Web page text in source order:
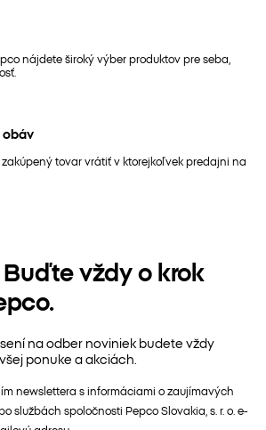
nájdete široký výber produktov pre seba,
obáv
zakúpený tovar vrátiť v ktorejkoľvek predajni na
vždy o krok
na odber noviniek budete vždy
ponuke a akciách.
newslettera s informáciami o zaujímavých
službách spoločnosti Pepco Slovakia, s. r. o. e-